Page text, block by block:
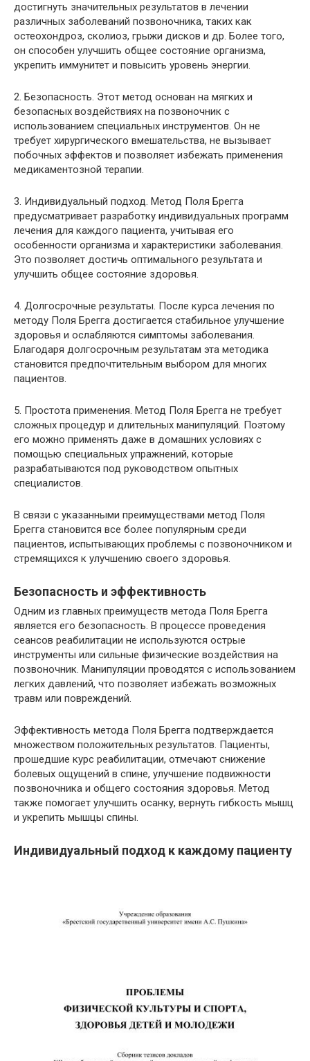
достигнуть значительных результатов в лечении
различных заболеваний позвоночника, таких как
остеохондроз, сколиоз, грыжи дисков и др. Более того,
он способен улучшить общее состояние организма,
укрепить иммунитет и повысить уровень энергии.
2. Безопасность. Этот метод основан на мягких и
безопасных воздействиях на позвоночник с
использованием специальных инструментов. Он не
требует хирургического вмешательства, не вызывает
побочных эффектов и позволяет избежать применения
медикаментозной терапии.
3. Индивидуальный подход. Метод Поля Брегга
предусматривает разработку индивидуальных программ
лечения для каждого пациента, учитывая его
особенности организма и характеристики заболевания.
Это позволяет достичь оптимального результата и
улучшить общее состояние здоровья.
4. Долгосрочные результаты. После курса лечения по
методу Поля Брегга достигается стабильное улучшение
здоровья и ослабляются симптомы заболевания.
Благодаря долгосрочным результатам эта методика
становится предпочтительным выбором для многих
пациентов.
5. Простота применения. Метод Поля Брегга не требует
сложных процедур и длительных манипуляций. Поэтому
его можно применять даже в домашних условиях с
помощью специальных упражнений, которые
разрабатываются под руководством опытных
специалистов.
В связи с указанными преимуществами метод Поля
Брегга становится все более популярным среди
пациентов, испытывающих проблемы с позвоночником и
стремящихся к улучшению своего здоровья.
Безопасность и эффективность
Одним из главных преимуществ метода Поля Брегга
является его безопасность. В процессе проведения
сеансов реабилитации не используются острые
инструменты или сильные физические воздействия на
позвоночник. Манипуляции проводятся с использованием
легких давлений, что позволяет избежать возможных
травм или повреждений.
Эффективность метода Поля Брегга подтверждается
множеством положительных результатов. Пациенты,
прошедшие курс реабилитации, отмечают снижение
болевых ощущений в спине, улучшение подвижности
позвоночника и общего состояния здоровья. Метод
также помогает улучшить осанку, вернуть гибкость мышц
и укрепить мышцы спины.
Индивидуальный подход к каждому пациенту